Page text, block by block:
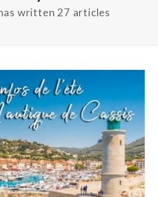
written 27 articles